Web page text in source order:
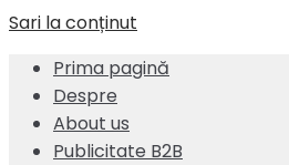
Sari la conținut
Prima pagină
Despre
About us
Publicitate B2B